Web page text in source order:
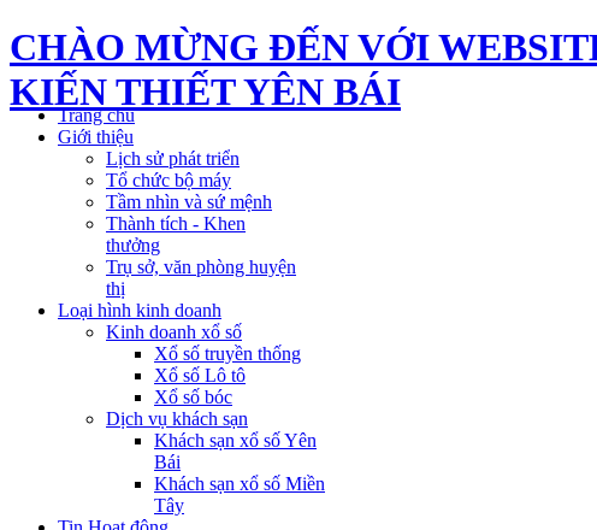
CHÀO MỪNG ĐẾN VỚI
KIẾN THIẾT YÊN BÁI
Trang chủ
Giới thiệu
Lịch sử phát triển
Tổ chức bộ máy
Tầm nhìn và sứ mệnh
Thành tích - Khen
thưởng
Trụ sở, văn phòng huyện
thị
Loại hình kinh doanh
Kinh doanh xổ số
Xổ số truyền thống
Xổ số Lô tô
Xổ số bóc
Dịch vụ khách sạn
Khách sạn xổ số Yên
Bái
Khách sạn xổ số Miền
Tây